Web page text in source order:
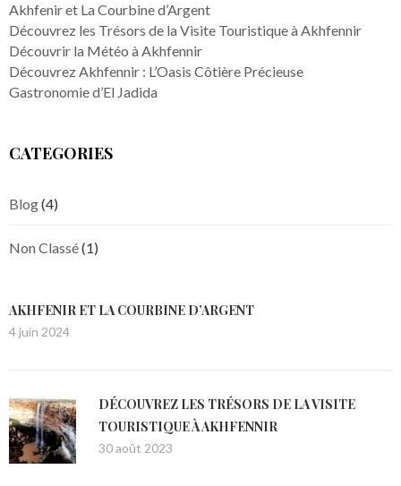
Akhfenir et La Courbine d’Argent
Découvrez les Trésors de la Visite Touristique à Akhfennir
Découvrir la Météo à Akhfennir
Découvrez Akhfennir : L’Oasis Côtière Précieuse
Gastronomie d’El Jadida
CATEGORIES
Blog(4)
Non Classé(1)
AKHFENIR ET LA COURBINE D’ARGENT
4 juin 2024
DÉCOUVREZ LES TRÉSORS DE LA VISITE
TOURISTIQUE À AKHFENNIR
30 août 2023